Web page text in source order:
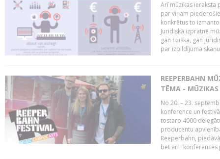
Arī mūzikas ieraksta
par viņam
konkrētus to
Juridiskā izpratnē
gan fiziska, gan
par izpildījuma
REEPERBAHN
TĒMA -
No 20. – 23.
konference un
tostarp 4000
producentu
Reeperbahn,
bet arī konferences